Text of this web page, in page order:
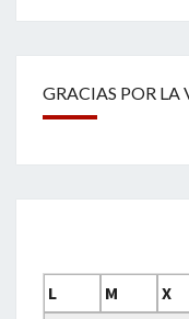
GRACIAS POR LA
L
M X